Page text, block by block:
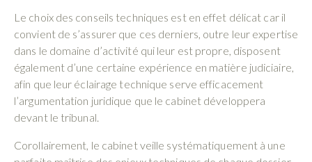
Le choix des conseils techniques est en effet délicat car il
convient de s’assurer que ces derniers, outre leur expertise
dans le domaine d’activité qui leur est propre, disposent
également d’une certaine expérience en matière judiciaire,
afin que leur éclairage technique serve efficacement
l’argumentation juridique que le cabinet développera
devant le tribunal.
Corollairement, le cabinet veille systématiquement à une